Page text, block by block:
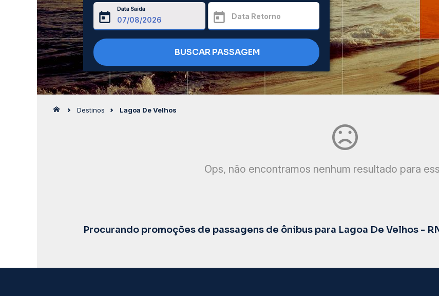
Data Saída
Data Retorno
BUSCAR PASSAGEM
Destinos Lagoa De Velhos
Ops, não encontramos nenhum resultado para
Procurando promoções de passagens de ônibus para Lagoa De Velhos -